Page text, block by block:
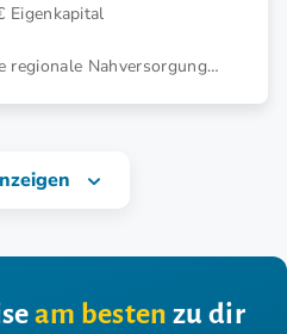
Eigenkapital
regionale Nahversorgung
am besten zu dir